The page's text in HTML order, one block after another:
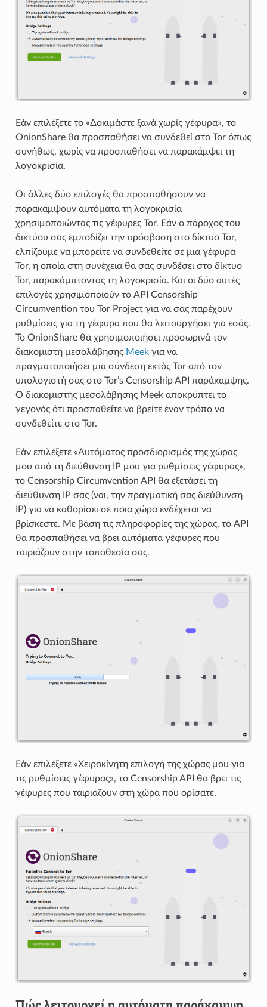
Εάν επιλέξετε το «Δοκιμάστε ξανά χωρίς γέφυρα», το
OnionShare θα προσπαθήσει να συνδεθεί στο Tor όπως
συνήθως, χωρίς να προσπαθήσει να παρακάμψει τη
λογοκρισία.
Οι άλλες δύο επιλογές θα προσπαθήσουν να
παρακάμψουν αυτόματα τη λογοκρισία
χρησιμοποιώντας τις γέφυρες Tor. Εάν ο πάροχος του
δικτύου σας εμποδίζει την πρόσβαση στο δίκτυο Tor,
ελπίζουμε να μπορείτε να συνδεθείτε σε μια γέφυρα
Tor, η οποία στη συνέχεια θα σας συνδέσει στο δίκτυο
Tor, παρακάμπτοντας τη λογοκρισία. Και οι δύο αυτές
επιλογές χρησιμοποιούν το API Censorship
Circumvention του Tor Project για να σας παρέχουν
ρυθμίσεις για τη γέφυρα που θα λειτουργήσει για εσάς.
Το OnionShare θα χρησιμοποιήσει προσωρινά τον
διακομιστή μεσολάβησης Meekγια να
πραγματοποιήσει μια σύνδεση εκτός Tor από τον
υπολογιστή σας στο Tor’s Censorship API παράκαμψης.
Ο διακομιστής μεσολάβησης Meek αποκρύπτει το
γεγονός ότι προσπαθείτε να βρείτε έναν τρόπο να
συνδεθείτε στο Tor.
Εάν επιλέξετε «Αυτόματος προσδιορισμός της χώρας
μου από τη διεύθυνση IP μου για ρυθμίσεις γέφυρας»,
το Censorship Circumvention API θα εξετάσει τη
διεύθυνση IP σας (ναι, την πραγματική σας διεύθυνση
IP) για να καθορίσει σε ποια χώρα ενδέχεται να
βρίσκεστε. Με βάση τις πληροφορίες της χώρας, το API
θα προσπαθήσει να βρει αυτόματα γέφυρες που
ταιριάζουν στην τοποθεσία σας.
Εάν επιλέξετε «Χειροκίνητη επιλογή της χώρας μου για
τις ρυθμίσεις γέφυρας», το Censorship API θα βρει τις
γέφυρες που ταιριάζουν στη χώρα που ορίσατε.